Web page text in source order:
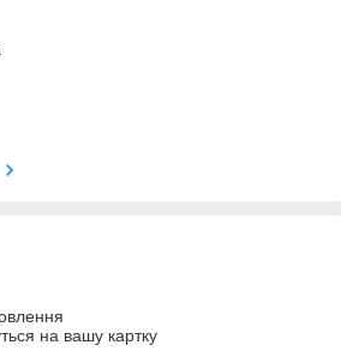
на вашу картку